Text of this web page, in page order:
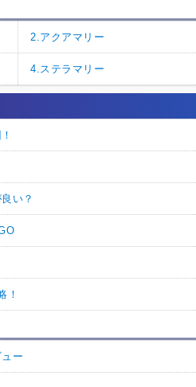
2.アクアマリー
4.ステラマリー
い？
！
ー